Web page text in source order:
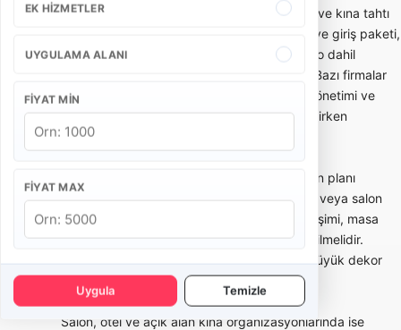
EK HIZMETLER
UYGULAMA ALANI
FIYAT MIN
FIYAT MAX
Uygula Temizle
Kına gecesi paketleri genellikle temel dekor ve kına tahtı
kurulumu, konsept süsleme paketi, nedime ve giriş paketi,
müzik/DJ destekli paket veya fotoğraf-video dahil
kapsamlı organizasyon olarak planlanabilir. Bazı firmalar
yalnızca dekor kurarken, bazı ekipler akış yönetimi ve
sahne anlarını da üstlenir. Bu ayrım karar verirken
önemlidir.
Evde kına organizasyonu daha kompakt alan planı
gerektirir. Apartman önü, site bahçesi, teras veya salon
içinde kurulacak dekorun ölçüsü, elektrik erişimi, masa
düzeni ve ses seviyesi önceden değerlendirilmelidir.
Mekan kısıtları doğru paylaşılırsa gereksiz büyük dekor
veya eksik ekipman riski azalır.
Salon, otel ve açık alan kına organizasyonlarında ise